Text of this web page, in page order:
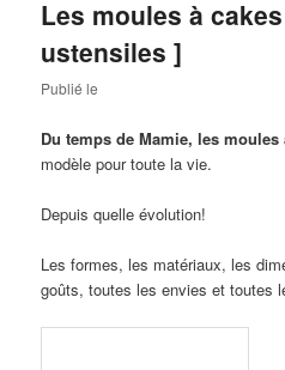
Les moules à
ustensiles ]
Publié le
Du temps de Mamie, les moules
modèle pour toute la vie.
Depuis quelle évolution!
Les formes, les matériaux, les
goûts, toutes les envies et toutes